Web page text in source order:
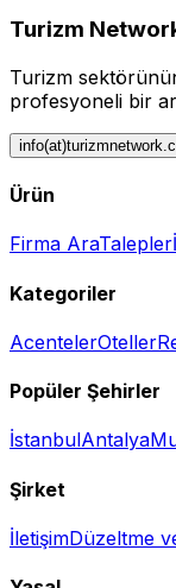
Turizm
Turizm
profesyoneli bir
Ürün
Firma AraTalepler
Kategoriler
AcentelerOteller
Popüler Şehirler
İstanbulAntalya
Şirket
İletişimDüzeltme